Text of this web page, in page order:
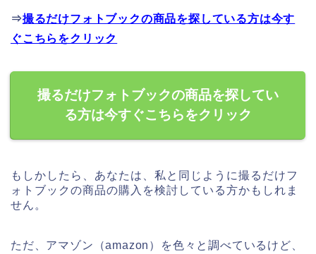
⇒撮るだけフォトブックの商品を探している方は今す
ぐこちらをクリック
撮るだけフォトブックの商品を探してい
る方は今すぐこちらをクリック
もしかしたら、あなたは、私と同じように撮るだけフ
ォトブックの商品の購入を検討している方かもしれま
せん。
ただ、アマゾン（amazon）を色々と調べているけど、